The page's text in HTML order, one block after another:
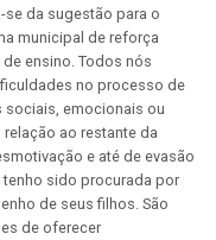
da sugestão para o
municipal de reforça
ensino. Todos nós
no processo de
sociais, emocionais ou
ao restante da
e até de evasão
sido procurada por
de seus filhos. São
de oferecer